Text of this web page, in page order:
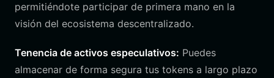
permitiéndote participar de primera mano en la
visión del ecosistema descentralizado.
Tenencia de activos especulativos: Puedes
almacenar de forma segura tus tokens a largo plazo